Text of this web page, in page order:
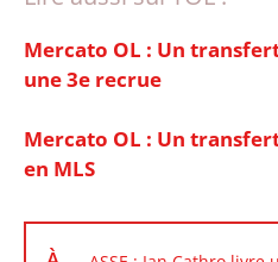
Mercato OL : Un
une 3e recrue
Mercato OL : Un
en MLS